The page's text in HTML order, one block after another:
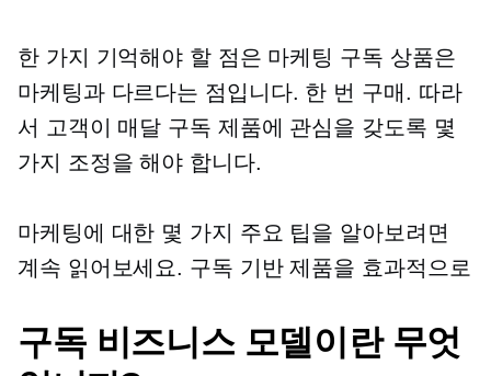
한 가지 기억해야 할 점은 마케팅 구독 상품은
마케팅과 다르다는 점입니다. 한 번 구매. 따라
서 고객이 매달 구독 제품에 관심을 갖도록 몇
가지 조정을 해야 합니다.
마케팅에 대한 몇 가지 주요 팁을 알아보려면
계속 읽어보세요. 구독 기반제품을 효과적으로
구독 비즈니스 모델이란 무엇